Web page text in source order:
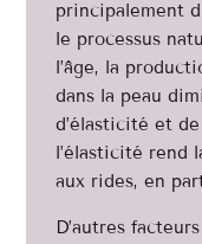
principalement
le processus
l’âge, la
dans la peau
d’élasticité et
l’élasticité rend
aux rides, en
D’autres